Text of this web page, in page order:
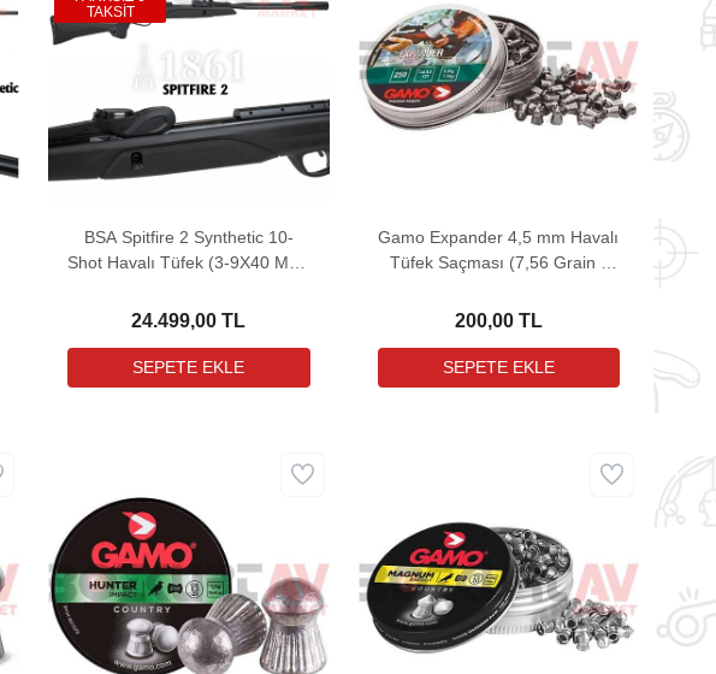
BSA Spitfire 2 Synthetic 10-
Shot Havalı Tüfek (3-9X40 MIL-
24.499,00 TL
TAKSİT
Gamo Expander 4,5 mm Havalı
Tüfek Saçması (7,56 Grain -
200,00 TL